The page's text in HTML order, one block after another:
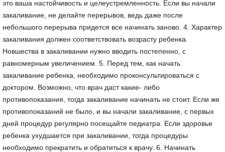
это ваша настойчивость и целеустремленность. Если вы начали
закаливание, не делайте перерывов, ведь даже после
небольшого перерыва придется все начинать заново. 4. Характер
закаливания должен соответствовать возрасту ребенка.
Новшества в закаливании нужно вводить постепенно, с
равномерным увеличением. 5. Перед тем, как начать
закаливание ребенка, необходимо проконсультироваться с
доктором. Возможно, что врач даст какие- либо
противопоказания, тогда закаливание начинать не стоит. Если же
противопоказаний не было, и вы начали закаливание, с первых
дней процедур регулярно посещайте педиатра. Если здоровье
ребенка ухудшается при закаливании, тогда процедуры
необходимо прекратить и обратиться к врачу. 6. Начинать